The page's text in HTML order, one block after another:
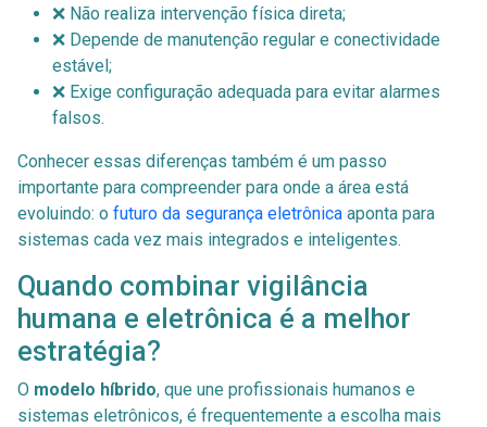
❌ Não realiza intervenção física direta;
❌ Depende de manutenção regular e conectividade
estável;
❌ Exige configuração adequada para evitar alarmes
falsos.
Conhecer essas diferenças também é um passo
importante para compreender para onde a área está
evoluindo: o futuro da segurança eletrônica aponta para
sistemas cada vez mais integrados e inteligentes.
Quando combinar vigilância
humana e eletrônica é a melhor
estratégia?
O modelo híbrido, que une profissionais humanos e
sistemas eletrônicos, é frequentemente a escolha mais